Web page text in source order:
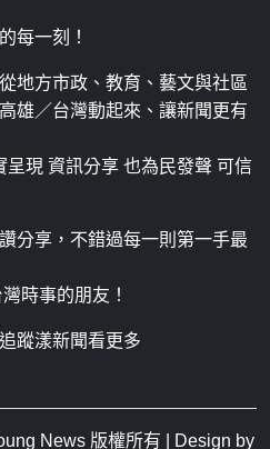
每一刻！
地方市政、教育、藝文與社區
雄／台灣動起來、讓新聞更有
現 資訊分享 也為民發聲 可信
分享，不錯過每一則第一手最
時事的朋友！
蹤漾新聞看更多
News 版權所有 | Design by